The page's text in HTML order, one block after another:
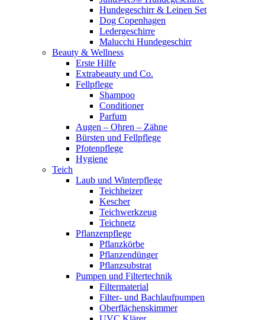
Hundegeschirr & Leinen Set
Dog Copenhagen
Ledergeschirre
Malucchi Hundegeschirr
Beauty & Wellness
Erste Hilfe
Extrabeauty und Co.
Fellpflege
Shampoo
Conditioner
Parfum
Augen – Ohren – Zähne
Bürsten und Fellpflege
Pfotenpflege
Hygiene
Teich
Laub und Winterpflege
Teichheizer
Kescher
Teichwerkzeug
Teichnetz
Pflanzenpflege
Pflanzkörbe
Pflanzendünger
Pflanzsubstrat
Pumpen und Filtertechnik
Filtermaterial
Filter- und Bachlaufpumpen
Oberflächenskimmer